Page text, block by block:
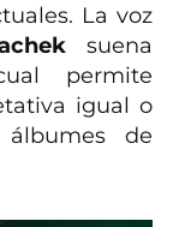
La voz
suena
permite
igual o
de